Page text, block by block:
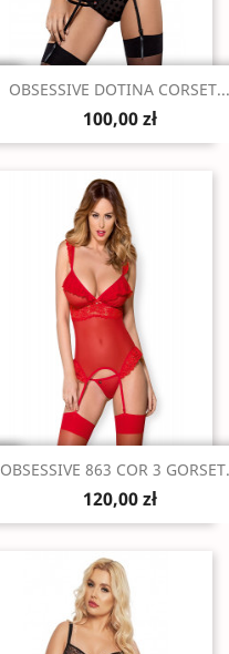
Szybki podgląd
OBSESSIVE DOTINA CORSET...
100,00 zł
Szybki podgląd
OBSESSIVE 863 COR 3
120,00 zł